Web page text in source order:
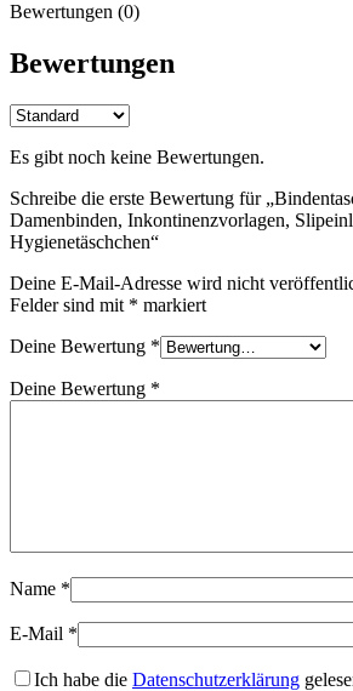
Bewertungen (0)
Bewertungen
Es gibt noch keine Bewertungen.
Schreibe die erste Bewertung für
Damenbinden, Inkontinenzvorlagen,
Hygienetäschchen“
Deine E-Mail-Adresse wird nicht
Felder sind mit * markiert
Deine Bewertung *
Deine Bewertung *
Name *
E-Mail *
Ich habe die Datenschutzerklärung